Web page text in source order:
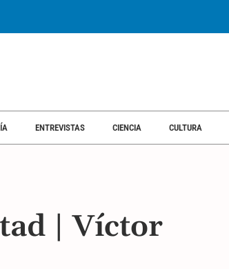
ENTREVISTAS CIENCIA CULTURA
| Víctor